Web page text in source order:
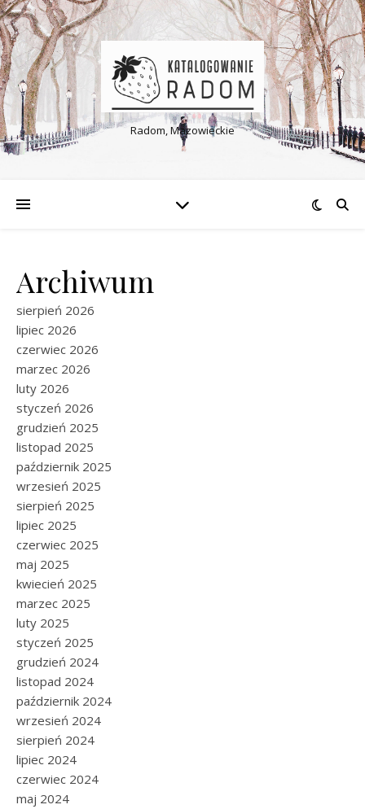
Radom, Mazowieckie
Archiwum
sierpień 2026
lipiec 2026
czerwiec 2026
marzec 2026
luty 2026
styczeń 2026
grudzień 2025
listopad 2025
październik 2025
wrzesień 2025
sierpień 2025
lipiec 2025
czerwiec 2025
maj 2025
kwiecień 2025
marzec 2025
luty 2025
styczeń 2025
grudzień 2024
listopad 2024
październik 2024
wrzesień 2024
sierpień 2024
lipiec 2024
czerwiec 2024
maj 2024